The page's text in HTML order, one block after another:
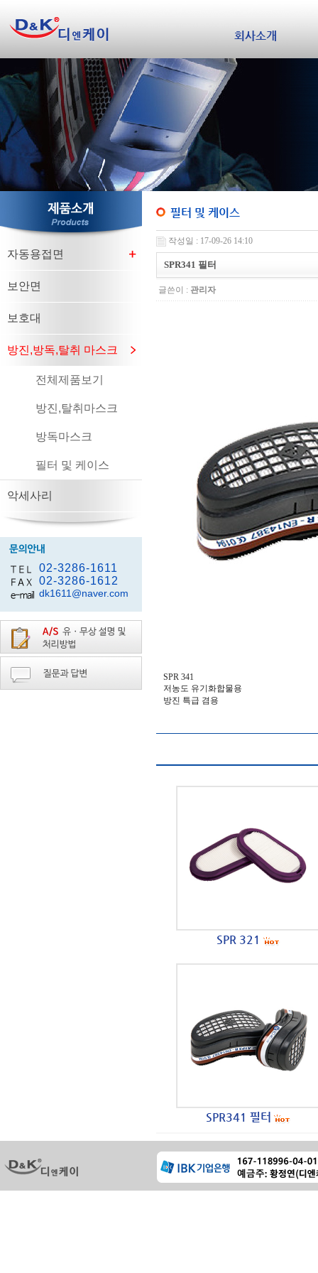
회사소개
자동용접면
보안면
보호대
방진,방독,탈취 마스크
전체제품보기
방진,탈취마스크
방독마스크
필터 및 케이스
악세사리
02-3286-1611
02-3286-1612
dk1611@naver.com
필터 및 케이스
작성일 : 17-09-26 14:10
SPR341 필터
글쓴이 : 관리자
SPR 341
저농도 유기화합물용
방진 특급 겸용
SPR 321
SPR341 필터